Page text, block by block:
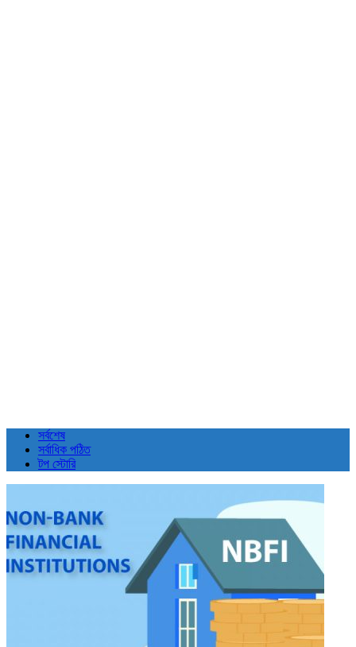
সর্বশেষ
সর্বাধিক পঠিত
টপ স্টোরি